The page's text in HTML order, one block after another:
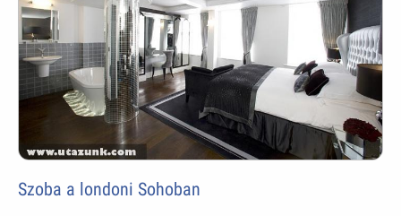
Szoba a londoni Sohoban